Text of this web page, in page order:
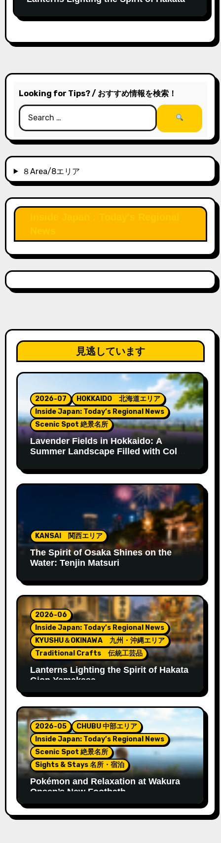
Looking for Tips? / おすすめ情報を検索！
８Area/8エリア
見逃しています
2026-07
HOKKAIDO 北海道エリア
Inside Japan: Today’s Regional News
Scenic Spot 絶景名所
Lavender Fields in Hokkaido: A
Summer Landscape Filled with Color
KANSAI 関西エリア
The Spirit of Osaka Shines on the
Water: Tenjin Matsuri
2026-06
Inside Japan: Today’s Regional News
KYUSHU＆OKINAWA 九州・沖縄エリア
Traditional Crafts 伝統工芸品
Lanterns Lighting the Spirit of Hakata
Gion Yamakasa
2026-05
CHUBU 中部エリア
Inside Japan: Today’s Regional News
Scenic Spot 絶景名所
Sights & Stays 名所・宿泊
Pokémon and Relaxation at Wakura
Onsen’s New Footbath